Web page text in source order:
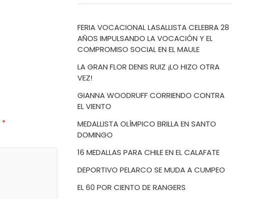
*
FERIA VOCACIONAL LASALLISTA CELEBRA 28
AÑOS IMPULSANDO LA VOCACIÓN Y EL
COMPROMISO SOCIAL EN EL MAULE
LA GRAN FLOR DENIS RUIZ ¡LO HIZO OTRA
VEZ!
GIANNA WOODRUFF CORRIENDO CONTRA
EL VIENTO
MEDALLISTA OLÍMPICO BRILLA EN SANTO
DOMINGO
16 MEDALLAS PARA CHILE EN EL CALAFATE
DEPORTIVO PELARCO SE MUDA A CUMPEO
EL 60 POR CIENTO DE RANGERS